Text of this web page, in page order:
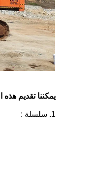
يمكننا تقديم هذه
1. سلسلة :